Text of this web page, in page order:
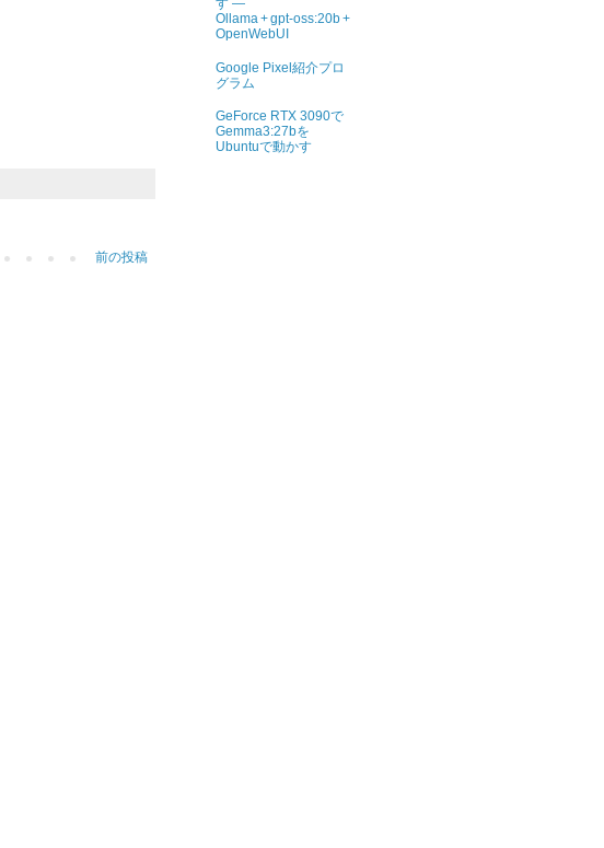
前の投稿
す ―
Ollama + gpt‑oss:20b +
OpenWebUI
Google Pixel紹介プロ
グラム
GeForce RTX 3090で
Gemma3:27bを
Ubuntuで動かす